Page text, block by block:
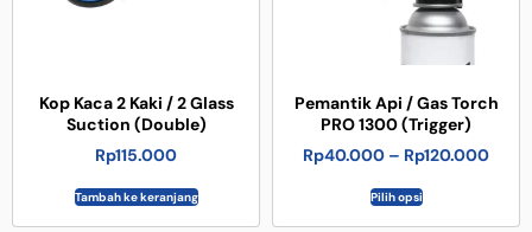
Kop Kaca 2 Kaki / 2 Glass
Suction (Double)
Rp115.000
Tambah ke keranjang
Pemantik Api / Gas Torch
PRO 1300 (Trigger)
Rp40.000 – Rp120.000
Pilih opsi